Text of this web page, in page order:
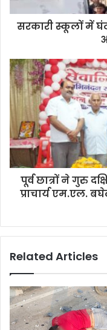
सरकारी स्कूलों में
पूर्व छात्रों ने गुरु
प्राचार्य एम.एल.
Related Articles